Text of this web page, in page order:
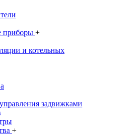
приборы +
и котельных
задвижками
+